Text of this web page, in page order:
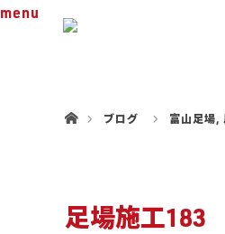
menu
ブログ
富山足場,
足場施工183